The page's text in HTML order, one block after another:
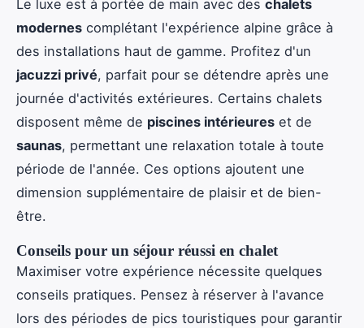
Le luxe est à portée de main avec des chalets
modernes complétant l'expérience alpine grâce à
des installations haut de gamme. Profitez d'un
jacuzzi privé, parfait pour se détendre après une
journée d'activités extérieures. Certains chalets
disposent même de piscines intérieures et de
saunas, permettant une relaxation totale à toute
période de l'année. Ces options ajoutent une
dimension supplémentaire de plaisir et de bien-
être.
Conseils pour un séjour réussi en chalet
Maximiser votre expérience nécessite quelques
conseils pratiques. Pensez à réserver à l'avance
lors des périodes de pics touristiques pour garantir